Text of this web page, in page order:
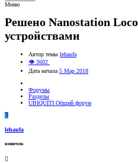
Меню
Решено Nanostation
устройствами
Автор темы lehaufa
👁 3602
Дата начала 5 Мар 2018
Форумы
Разделы
UBIQUITI Общий форум
L
lehaufa
новичок